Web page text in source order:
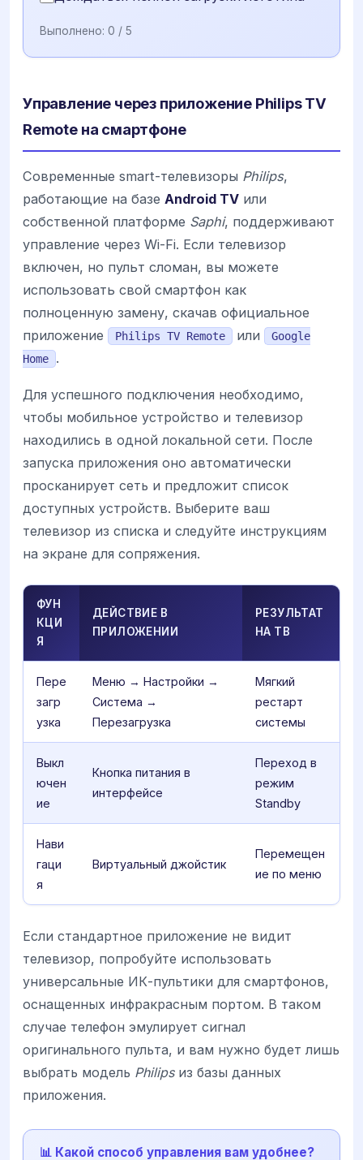
Выполнено: 0 / 5
Управление через приложение Philips TV
Remote на смартфоне
Современные smart-телевизоры Philips,
работающие на базе Android TV или
собственной платформе Saphi, поддерживают
управление через Wi-Fi. Если телевизор
включен, но пульт сломан, вы можете
использовать свой смартфон как
полноценную замену, скачав официальное
приложение
Philips TV Remote или
Google
Home
.
Для успешного подключения необходимо,
чтобы мобильное устройство и телевизор
находились в одной локальной сети. После
запуска приложения оно автоматически
просканирует сеть и предложит список
доступных устройств. Выберите ваш
телевизор из списка и следуйте инструкциям
на экране для сопряжения.
ФУН
КЦИ
Я
ДЕЙСТВИЕ В
ПРИЛОЖЕНИИ
РЕЗУЛЬТАТ
НА ТВ
Пере
загр
узка
Меню → Настройки →
Система →
Перезагрузка
Мягкий
рестарт
системы
Выкл
ючен
ие
Кнопка питания в
интерфейсе
Переход в
режим
Standby
Нави
гаци
я
Виртуальный джойстик
Перемещен
ие по меню
Если стандартное приложение не видит
телевизор, попробуйте использовать
универсальные ИК-пультики для смартфонов,
оснащенных инфракрасным портом. В таком
случае телефон эмулирует сигнал
оригинального пульта, и вам нужно будет лишь
выбрать модель Philipsиз базы данных
приложения.
📊 Какой способ управления вам удобнее?